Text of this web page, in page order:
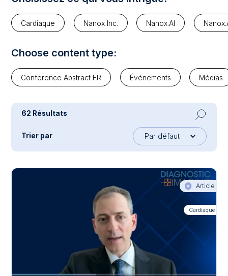
Cardiaque Nanox Inc. Nanox.AI
Choose content type:
Conference Abstract FR Événements Médias
62 Résultats
Trier par
Article
Cardiaque